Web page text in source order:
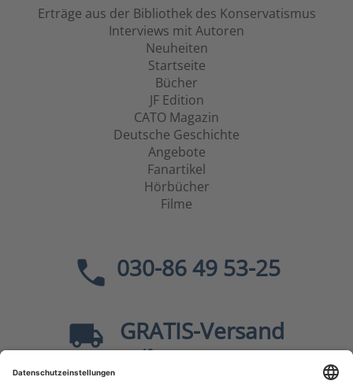
Erträge aus der Bibliothek des Konservatismus
Interviews mit Autoren
Neuheiten
Startseite
Bücher
JF Edition
CATO Magazin
Deutsche Geschichte
Angebote
Fanartikel
Hörbücher
Filme
030-86 49 53-25
GRATIS-Versand
40